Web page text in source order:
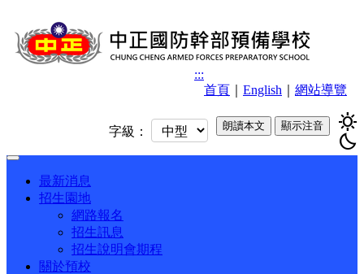
首頁 English 網站導覽
:::
sunny
bedtime
朗讀本文 顯示注音
字級：
Toggle
navigation最新消息
招生園地
網路報名
招生訊息
招生說明會期程
關於預校